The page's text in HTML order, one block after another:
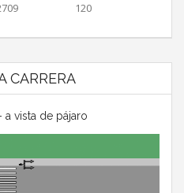
120
CARRERA
a vista de pájaro